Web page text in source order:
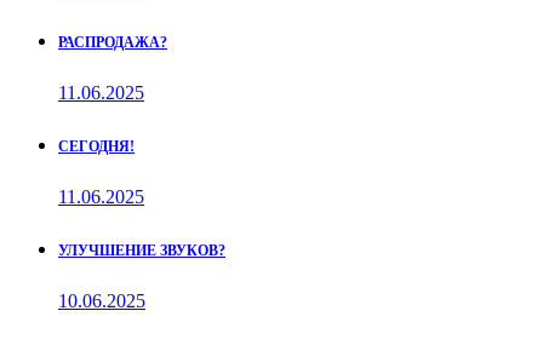
РАСПРОДАЖА?
11.06.2025
СЕГОДНЯ!
11.06.2025
УЛУЧШЕНИЕ ЗВУКОВ?
10.06.2025